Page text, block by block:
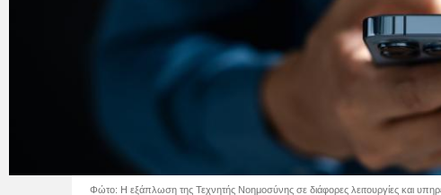
Φώτο: Η εξάπλωση της Τεχνητής Νοημοσύνης σε διάφορες λειτουργίες και